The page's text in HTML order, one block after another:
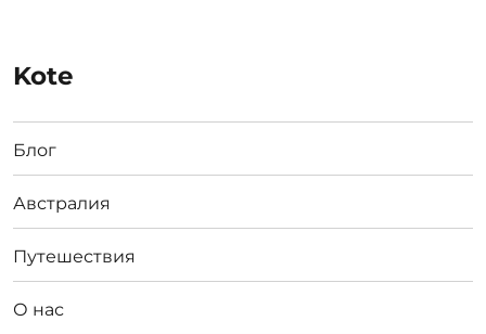
Kote
Блог
Австралия
Путешествия
О нас